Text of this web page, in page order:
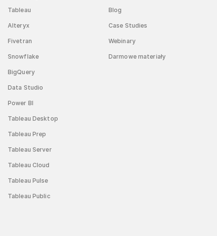
Tableau
Alteryx
Fivetran
Snowflake
BigQuery
Data Studio
Power BI
Tableau Desktop
Tableau Prep
Tableau Server
Tableau Cloud
Tableau Pulse
Tableau Public
Blog
Case Studies
Webinary
Darmowe materiały